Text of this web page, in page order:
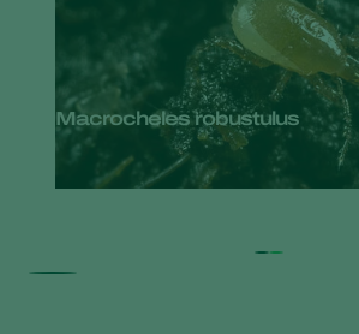
Macrocheles robustulus